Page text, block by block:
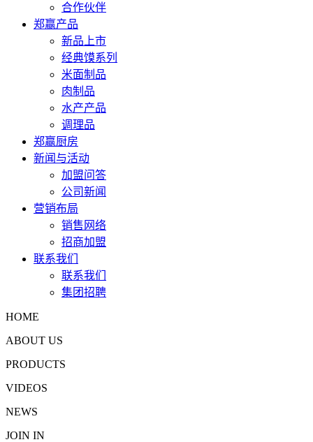
合作伙伴
郑赢产品
新品上市
经典馍系列
米面制品
肉制品
水产产品
调理品
郑赢厨房
新闻与活动
加盟问答
公司新闻
营销布局
销售网络
招商加盟
联系我们
联系我们
集团招聘
HOME
ABOUT US
PRODUCTS
VIDEOS
NEWS
JOIN IN